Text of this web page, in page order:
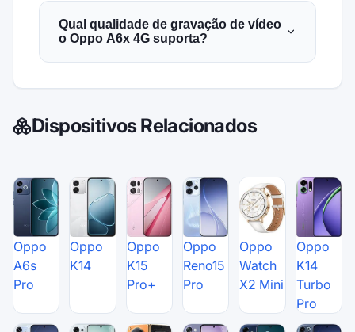
Qual qualidade de gravação de vídeo
o Oppo A6x 4G suporta?
Dispositivos Relacionados
Oppo
A6s
Pro
Oppo
K14
Oppo
K15
Pro+
Oppo
Reno15
Pro
Oppo
Watch
X2 Mini
Oppo
K14
Turbo
Pro